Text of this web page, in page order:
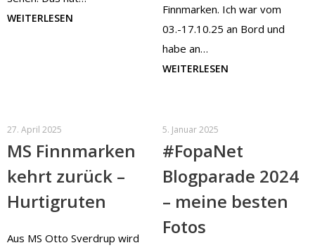
WEITERLESEN
Finnmarken. Ich war vom
03.-17.10.25 an Bord und
habe an…
WEITERLESEN
27. April 2025
MS Finnmarken
kehrt zurück –
Hurtigruten
Aus MS Otto Sverdrup wird
5. Januar 2025
#FopaNet
Blogparade 2024
– meine besten
Fotos